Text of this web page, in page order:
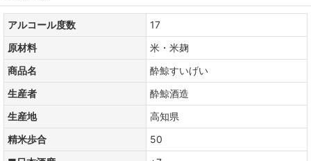
アルコール度数
17
原材料
米・米麹
商品名
酔鯨すいげい
生産者
酔鯨酒造
生産地
高知県
精米歩合
50